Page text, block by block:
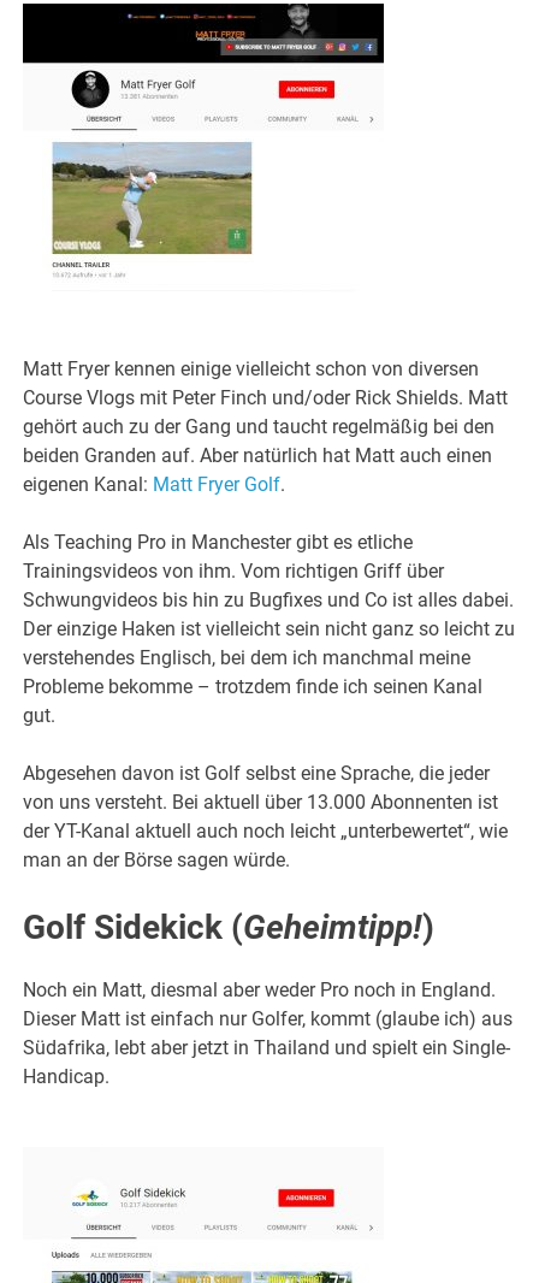
Matt Fryer kennen einige vielleicht schon von diversen
Course Vlogs mit Peter Finch und/oder Rick Shields. Matt
gehört auch zu der Gang und taucht regelmäßig bei den
beiden Granden auf. Aber natürlich hat Matt auch einen
eigenen Kanal: Matt Fryer Golf.
Als Teaching Pro in Manchester gibt es etliche
Trainingsvideos von ihm. Vom richtigen Griff über
Schwungvideos bis hin zu Bugfixes und Co ist alles dabei.
Der einzige Haken ist vielleicht sein nicht ganz so leicht zu
verstehendes Englisch, bei dem ich manchmal meine
Probleme bekomme – trotzdem finde ich seinen Kanal
gut.
Abgesehen davon ist Golf selbst eine Sprache, die jeder
von uns versteht. Bei aktuell über 13.000 Abonnenten ist
der YT-Kanal aktuell auch noch leicht „unterbewertet“, wie
man an der Börse sagen würde.
Golf Sidekick (Geheimtipp!)
Noch ein Matt, diesmal aber weder Pro noch in England.
Dieser Matt ist einfach nur Golfer, kommt (glaube ich) aus
Südafrika, lebt aber jetzt in Thailand und spielt ein Single-
Handicap.